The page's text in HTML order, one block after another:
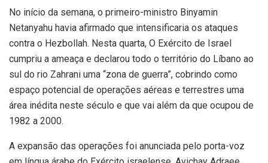
No início da semana, o primeiro-ministro Binyamin
Netanyahu havia afirmado que intensificaria os ataques
contra o Hezbollah. Nesta quarta, O Exército de Israel
cumpriu a ameaça e declarou todo o território do Líbano ao
sul do rio Zahrani uma “zona de guerra”, cobrindo como
espaço potencial de operações aéreas e terrestres uma
área inédita neste século e que vai além da que ocupou de
1982 a 2000.
A expansão das operações foi anunciada pelo porta-voz